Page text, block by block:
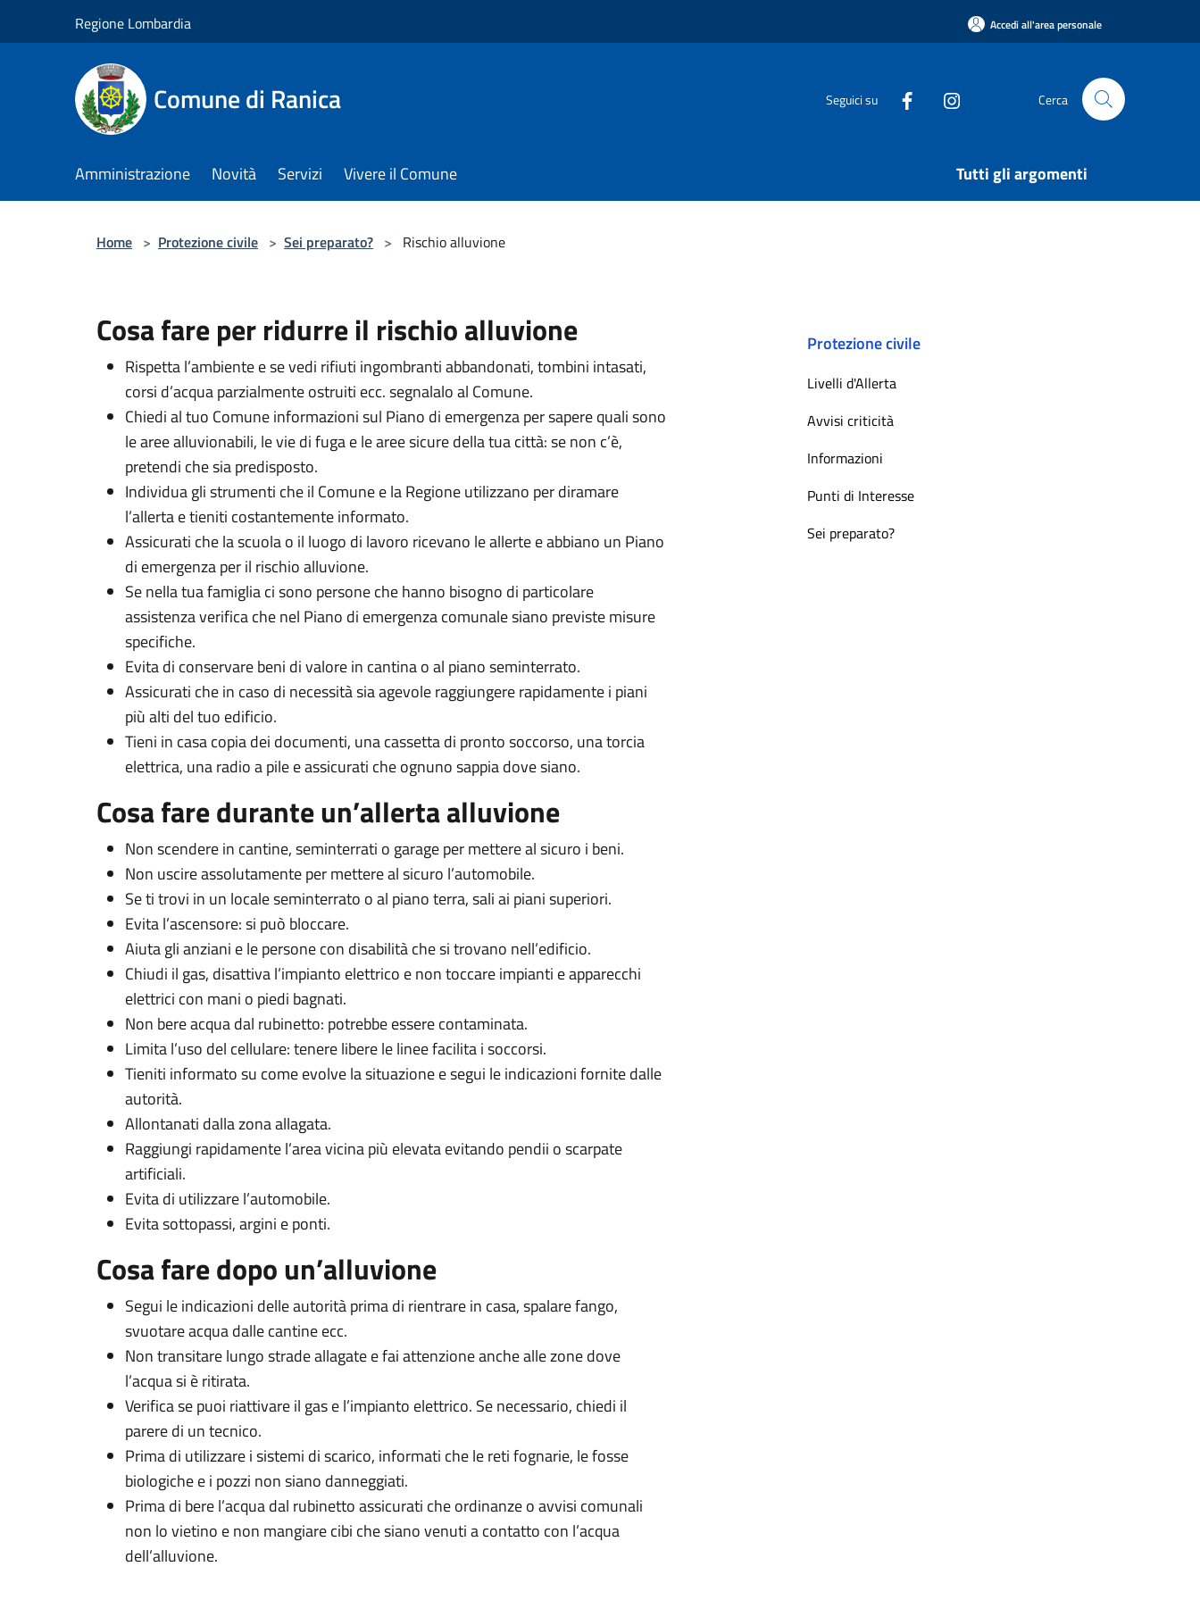
Regione Lombardia Accedi all'area personale
Comune di Ranica Seguici su Cerca
Amministrazione Novità Servizi Vivere il Comune Tutti gli argomenti
Home > Protezione civile > Sei preparato? > Rischio alluvione
Cosa fare per ridurre il rischio alluvione
Rispetta l’ambiente e se vedi rifiuti ingombranti abbandonati, tombini intasati,
corsi d’acqua parzialmente ostruiti ecc. segnalalo al Comune.
Chiedi al tuo Comune informazioni sul Piano di emergenza per sapere quali sono
le aree alluvionabili, le vie di fuga e le aree sicure della tua città: se non c’è,
pretendi che sia predisposto.
Individua gli strumenti che il Comune e la Regione utilizzano per diramare
l’allerta e tieniti costantemente informato.
Assicurati che la scuola o il luogo di lavoro ricevano le allerte e abbiano un Piano
di emergenza per il rischio alluvione.
Se nella tua famiglia ci sono persone che hanno bisogno di particolare
assistenza verifica che nel Piano di emergenza comunale siano previste misure
specifiche.
Evita di conservare beni di valore in cantina o al piano seminterrato.
Assicurati che in caso di necessità sia agevole raggiungere rapidamente i piani
più alti del tuo edificio.
Tieni in casa copia dei documenti, una cassetta di pronto soccorso, una torcia
elettrica, una radio a pile e assicurati che ognuno sappia dove siano.
Cosa fare durante un’allerta alluvione
Non scendere in cantine, seminterrati o garage per mettere al sicuro i beni.
Non uscire assolutamente per mettere al sicuro l’automobile.
Se ti trovi in un locale seminterrato o al piano terra, sali ai piani superiori.
Evita l’ascensore: si può bloccare.
Aiuta gli anziani e le persone con disabilità che si trovano nell’edificio.
Chiudi il gas, disattiva l’impianto elettrico e non toccare impianti e apparecchi
elettrici con mani o piedi bagnati.
Non bere acqua dal rubinetto: potrebbe essere contaminata.
Limita l’uso del cellulare: tenere libere le linee facilita i soccorsi.
Tieniti informato su come evolve la situazione e segui le indicazioni fornite dalle
autorità.
Allontanati dalla zona allagata.
Raggiungi rapidamente l’area vicina più elevata evitando pendii o scarpate
artificiali.
Evita di utilizzare l’automobile.
Evita sottopassi, argini e ponti.
Cosa fare dopo un’alluvione
Segui le indicazioni delle autorità prima di rientrare in casa, spalare fango,
svuotare acqua dalle cantine ecc.
Non transitare lungo strade allagate e fai attenzione anche alle zone dove
l’acqua si è ritirata.
Verifica se puoi riattivare il gas e l’impianto elettrico. Se necessario, chiedi il
parere di un tecnico.
Prima di utilizzare i sistemi di scarico, informati che le reti fognarie, le fosse
biologiche e i pozzi non siano danneggiati.
Prima di bere l’acqua dal rubinetto assicurati che ordinanze o avvisi comunali
non lo vietino e non mangiare cibi che siano venuti a contatto con l’acqua
dell’alluvione.
Protezione civile
Livelli d'Allerta
Avvisi criticità
Informazioni
Punti di Interesse
Sei preparato?